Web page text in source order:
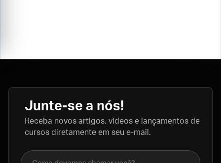
Junte-se a nós!
Receba novos artigos, vídeos e lançamentos de
cursos diretamente em seu e-mail.
Nome completo